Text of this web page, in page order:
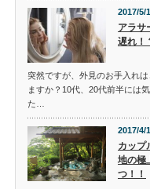
2017/5/
アラサ
遅れ！
突然ですが、外見のお手入れ
ますか？10代、20代前半には
た…
2017/4/
カップ
地の極
つ！！